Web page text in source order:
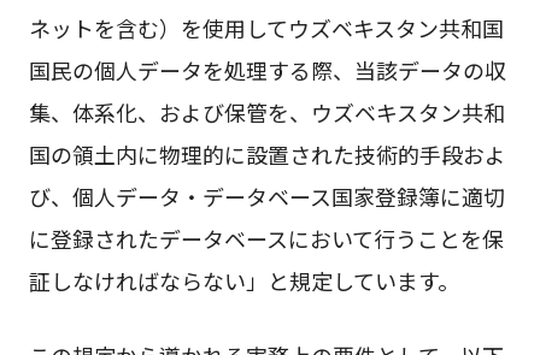
ネットを含む）を使用してウズベキスタン共和国
国民の個人データを処理する際、当該データの収
集、体系化、および保管を、ウズベキスタン共和
国の領土内に物理的に設置された技術的手段およ
び、個人データ・データベース国家登録簿に適切
に登録されたデータベースにおいて行うことを保
証しなければならない」と規定しています。